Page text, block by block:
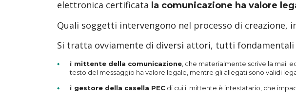
elettronica certificata la comunicazione ha valore
Quali soggetti intervengono nel processo di creazione,
Si tratta ovviamente di diversi attori, tutti fondamentali
il mittente della comunicazione , che materialmente scrive la mail
testo del messaggio ha valore legale, mentre gli allegati sono validi
il gestore della casella PEC di cui il mittente è intestatario, che